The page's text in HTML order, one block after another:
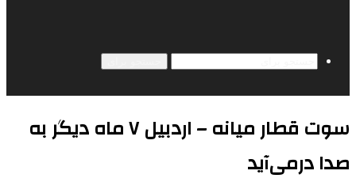
سوت قطار میانه – اردبیل ۷ ماه دیگر به
صدا درمی‌آید